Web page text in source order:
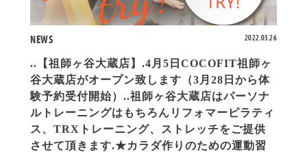
2022.03.26
NEWS
..【祖師ヶ谷大蔵店】.4月5日COCOFIT祖師ヶ
谷大蔵店がオープン致します（3月28日から体
験予約受付開始）..祖師ヶ谷大蔵店はパーソナ
ルトレーニングはもちろんリフォマーピラティ
ス、TRXトレーニング、ストレッチをご提供
させて頂きます.★カラダ作りのための運動習